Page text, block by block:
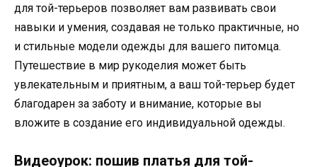
для той-терьеров позволяет вам развивать свои
навыки и умения, создавая не только практичные, но
и стильные модели одежды для вашего питомца.
Путешествие в мир рукоделия может быть
увлекательным и приятным, а ваш той-терьер будет
благодарен за заботу и внимание, которые вы
вложите в создание его индивидуальной одежды.
Видеоурок: пошив платья для той-